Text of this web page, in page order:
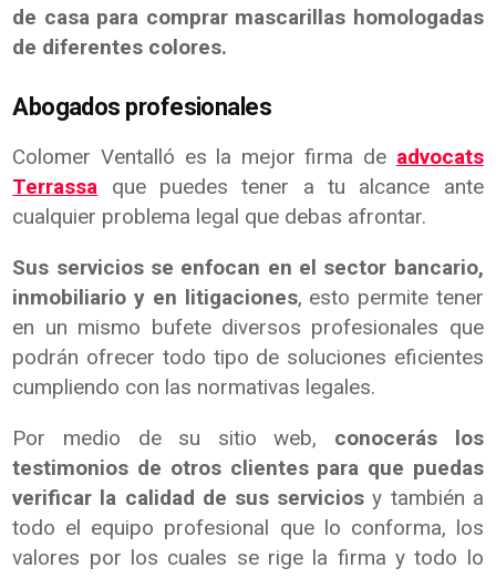
de casa para comprar mascarillas homologadas
de diferentes colores.
Abogados profesionales
Colomer Ventalló es la mejor firma de advocats
Terrassa que puedes tener a tu alcance ante
cualquier problema legal que debas afrontar.
Sus servicios se enfocan en el sector bancario,
inmobiliario y en litigaciones, esto permite tener
en un mismo bufete diversos profesionales que
podrán ofrecer todo tipo de soluciones eficientes
cumpliendo con las normativas legales.
Por medio de su sitio web, conocerás los
testimonios de otros clientes para que puedas
verificar la calidad de sus servicios y también a
todo el equipo profesional que lo conforma, los
valores por los cuales se rige la firma y todo lo